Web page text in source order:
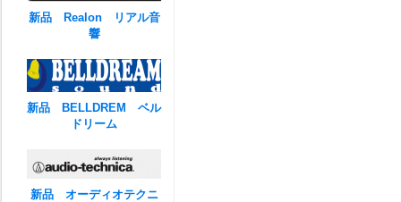
新品 Realon リアル音
響
新品 BELLDREM ベル
ドリーム
新品 オーディオテクニ